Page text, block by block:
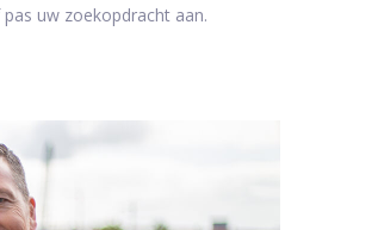
uw zoekopdracht aan.